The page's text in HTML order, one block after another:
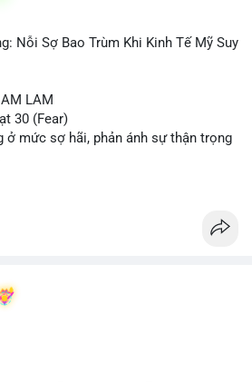
Nỗi Sợ Bao Trùm Khi Kinh Tế Mỹ Suy
LAM
30 (Fear)
ở mức sợ hãi, phản ánh sự thận trọng
& THẢO LUẬN
Giá vàng thế giới, Giải bóng đá
Trường đại học.